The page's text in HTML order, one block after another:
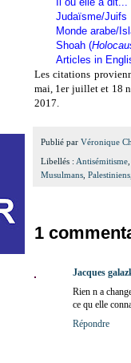
Judaïsme/Juifs
Monde arabe/
Shoah (
Articles in
Les citations
mai, 1er juillet et 18
2017.
Publié par Véronique
Libellés : Antisémitisme,
Musulmans, Palestiniens
1
Jacques
Rien n a
ce qu elle
Répondre